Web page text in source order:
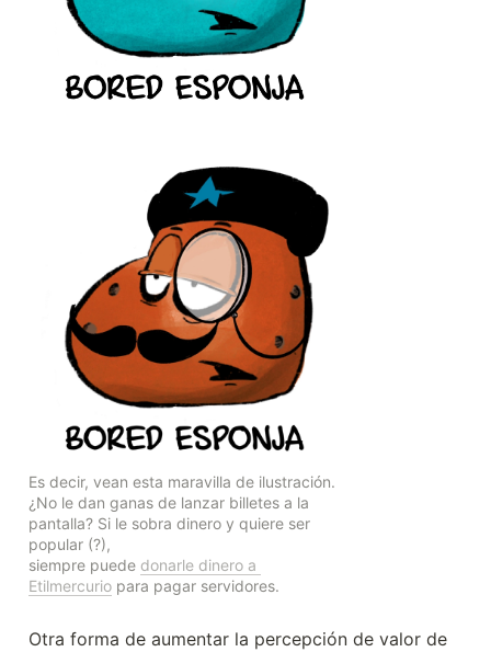
Es decir, vean esta maravilla de ilustración.
¿No le dan ganas de lanzar billetes a la
pantalla? Si le sobra dinero y quiere ser
popular (?),
siempre puede donarle dinero a
Etilmercurio para pagar servidores.
Otra forma de aumentar la percepción de valor de